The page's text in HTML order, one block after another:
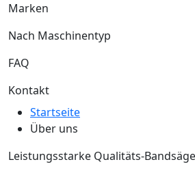
Marken
Nach Maschinentyp
FAQ
Kontakt
Startseite
Über uns
Leistungsstarke Qualitäts-